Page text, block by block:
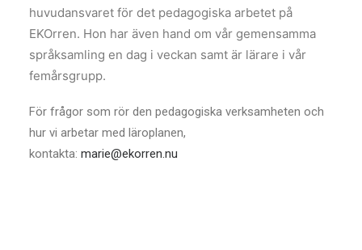
huvudansvaret för det pedagogiska arbetet på
EKOrren. Hon har även hand om vår gemensamma
språksamling en dag i veckan samt är lärare i vår
femårsgrupp.
För frågor som rör den pedagogiska verksamheten och
hur vi arbetar med läroplanen,
kontakta: marie@ekorren.nu